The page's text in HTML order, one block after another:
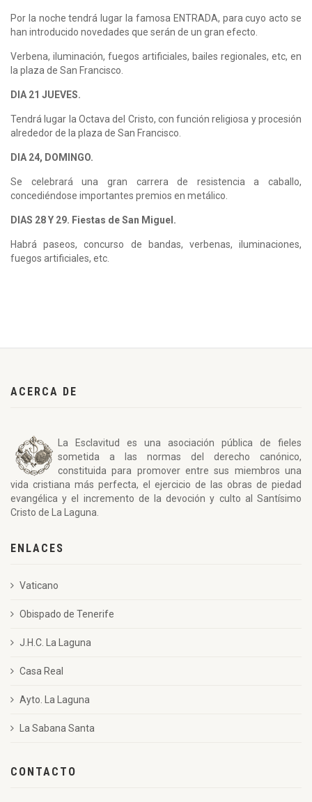
Por la noche tendrá lugar la famosa ENTRADA, para cuyo acto se
han introducido novedades que serán de un gran efecto.
Verbena, iluminación, fuegos artificiales, bailes regionales, etc, en
la plaza de San Francisco.
DIA 21 JUEVES.
Tendrá lugar la Octava del Cristo, con función religiosa y procesión
alrededor de la plaza de San Francisco.
DIA 24, DOMINGO.
Se celebrará una gran carrera de resistencia a caballo,
concediéndose importantes premios en metálico.
DIAS 28 Y 29. Fiestas de San Miguel.
Habrá paseos, concurso de bandas, verbenas, iluminaciones,
fuegos artificiales, etc.
ACERCA DE
La Esclavitud es una asociación pública de fieles
sometida a las normas del derecho canónico,
constituida para promover entre sus miembros una
vida cristiana más perfecta, el ejercicio de las obras de piedad
evangélica y el incremento de la devoción y culto al Santísimo
Cristo de La Laguna.
ENLACES
Vaticano
Obispado de Tenerife
J.H.C. La Laguna
Casa Real
Ayto. La Laguna
La Sabana Santa
CONTACTO